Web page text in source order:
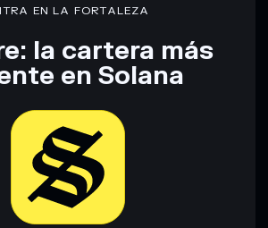
EN LA FORTALEZA
la cartera más
en Solana
Descargar ahora